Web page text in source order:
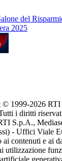
del
2025
© 1999-2026 RTI
i diritti
S.p.A.,
- Uffici Viale
ai contenuti e ai
utilizzazione